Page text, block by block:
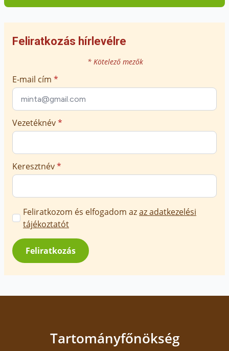
Feliratkozás hírlevélre
* Kötelező mezők
E-mail cím *
Vezetéknév*
Keresztnév*
Marketing
üzenetek
jóváhagyása
*
Feliratkozom és elfogadom azaz adatkezelési
tájékoztatót
Feliratkozás
Tartományfőnökség